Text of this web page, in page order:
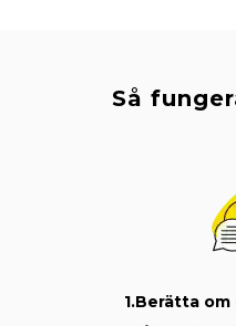
Så
1.Berätta